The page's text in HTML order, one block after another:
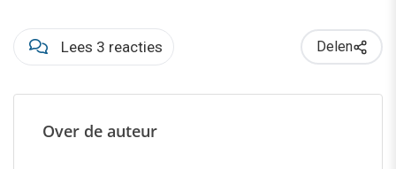
Lees 3 reacties Delen
Over de auteur